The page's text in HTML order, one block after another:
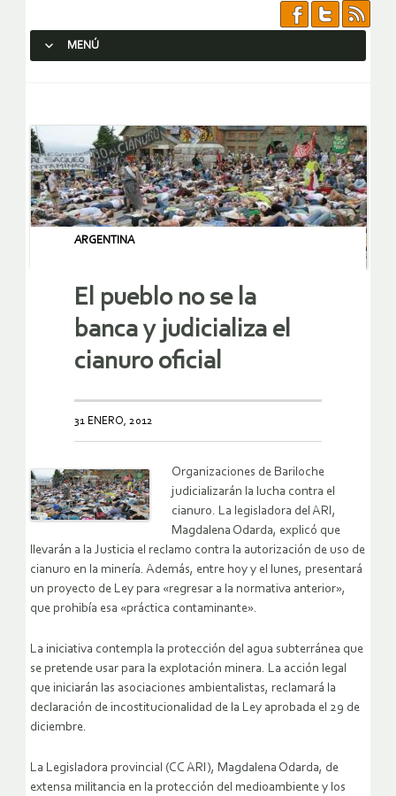
MENÚ
ARGENTINA
El pueblo no se la
banca y judicializa el
cianuro oficial
31 ENERO, 2012
Organizaciones de Bariloche
judicializarán la lucha contra el
cianuro. La legisladora del ARI,
Magdalena Odarda, explicó que
llevarán a la Justicia el reclamo contra la autorización de uso de
cianuro en la minería. Además, entre hoy y el lunes, presentará
un proyecto de Ley para «regresar a la normativa anterior»,
que prohibía esa «práctica contaminante».
La iniciativa contempla la protección del agua subterránea que
se pretende usar para la explotación minera. La acción legal
que iniciarán las asociaciones ambientalistas, reclamará la
declaración de incostitucionalidad de la Ley aprobada el 29 de
diciembre.
La Legisladora provincial (CC ARI), Magdalena Odarda, de
extensa militancia en la protección del medioambiente y los